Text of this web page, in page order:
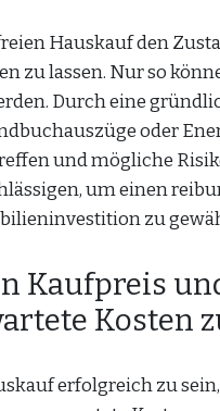
Hauskauf den
zu lassen. Nur so
Durch eine
oder
und mögliche
um einen
zu
Kaufpreis
Kosten
erfolgreich zu